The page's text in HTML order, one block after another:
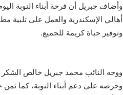
وأضاف جبريل أن فرحة أبناء النوبة
أهالي الإسكندرية والعمل على تلبية
وتوفير حياة كريمة للجميع.
ووجه النائب محمد جبريل خالص الشكر
وحرصه على دعم أبناء النوبة، كما ثمن